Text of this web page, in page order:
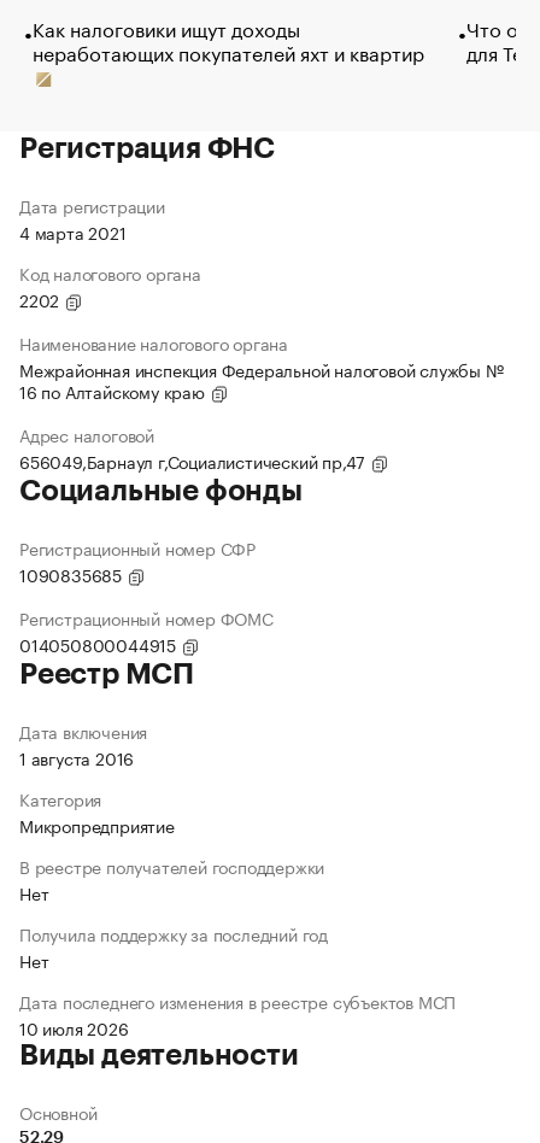
Как налоговики ищут доходы
неработающих покупателей яхт и квартир
Что
для
Регистрация ФНС
Дата регистрации
4 марта 2021
Код налогового органа
2202
Наименование налогового органа
Межрайонная инспекция Федеральной налоговой службы №
16 по Алтайскому краю
Адрес налоговой
656049,Барнаул г,Социалистический пр,47
Социальные фонды
Регистрационный номер СФР
1090835685
Регистрационный номер ФОМС
014050800044915
Реестр МСП
Дата включения
1 августа 2016
Категория
Микропредприятие
В реестре получателей господдержки
Нет
Получила поддержку за последний год
Нет
Дата последнего изменения в реестре субъектов МСП
10 июля 2026
Виды деятельности
Основной
52.29